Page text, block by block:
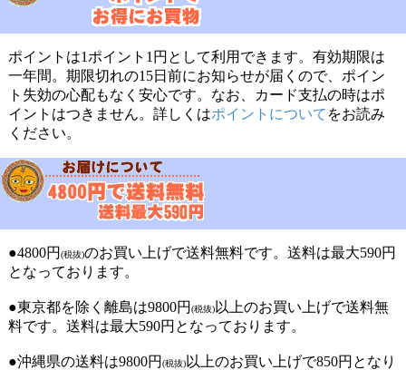
ポイントは1ポイント1円として利用できます。有効期限は
一年間。期限切れの15日前にお知らせが届くので、ポイン
ト失効の心配もなく安心です。なお、カード支払の時はポ
イントはつきません。詳しくはポイントについて をお読み
ください。
●4800円 (税抜)のお買い上げで送料無料です。送料は最大590円
となっております。
●東京都を除く離島は9800円 (税抜)以上のお買い上げで送料無
料です。送料は最大590円となっております。
●沖縄県の送料は9800円 (税抜)以上のお買い上げで850円となり